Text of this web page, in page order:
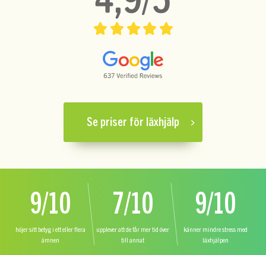
Se priser för läxhjälp
9/10
höjer sitt betyg i ett eller flera
ämnen
7/10
upplever att de får mer tid över
till annat
9/10
känner mindre stress med
läxhjälpen